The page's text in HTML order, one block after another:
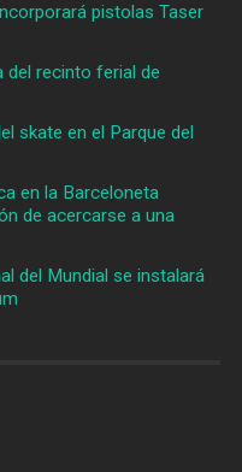
pistolas Taser
del recinto ferial de
skate en el Parque del
en la Barceloneta
de acercarse a una
del Mundial se instalará